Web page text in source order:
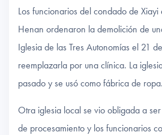
Los funcionarios del condado de
Henan ordenaron la demolición de
Iglesia de las Tres Autonomías el 21
reemplazarla por una clínica. La
pasado y se usó como fábrica de ropa.
Otra iglesia local se vio obligada a
de procesamiento y los funcionarios